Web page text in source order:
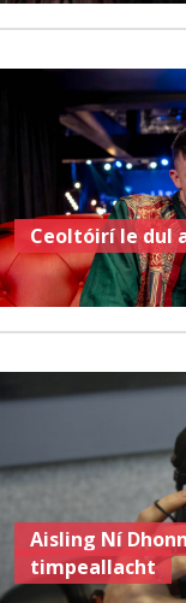
Ceoltóirí le dul
Aisling Ní
timpeallacht